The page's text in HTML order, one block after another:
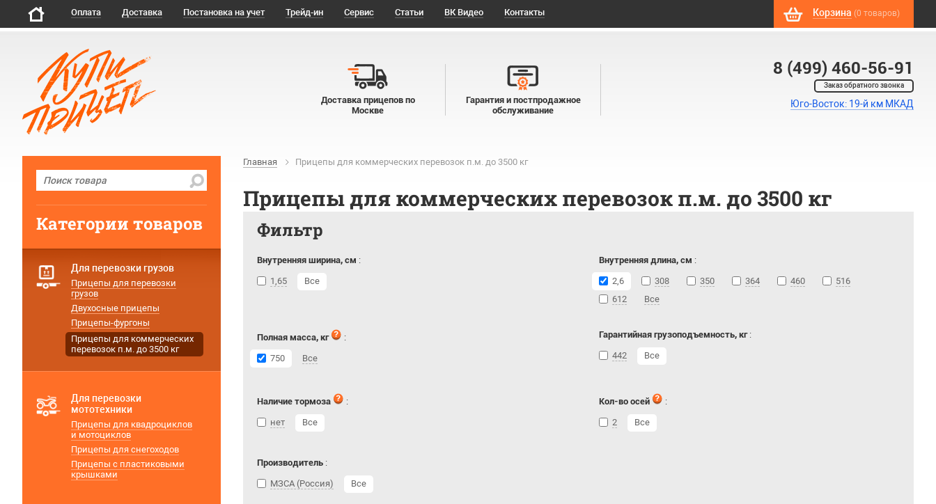
Оплата Доставка Постановка на учет Трейд-ин Сервис Статьи ВК Видео Контакты Корзина (0 товаров)
8 (499) 460-56-91
Заказ обратного звонка
Юго-Восток: 19-й км МКАД
Доставка прицепов по
Москве
Гарантия и постпродажное
обслуживание
Главная Прицепы для коммерческих перевозок п.м. до 3500 кг
Прицепы для коммерческих перевозок п.м. до 3500 кг
Фильтр
Внутренняя ширина, см :
1,65
Все
Внутренняя длина, см :
2,6
308 350 364 460
516
612
Все
Полная масса, кг
:
750
Все
Гарантийная грузоподъемность, кг:
442
Все
Наличие тормоза
:
нет
Все
Кол-во осей
:
2
Все
Производитель :
МЗСА (Россия)
Все
Категории товаров
Для перевозки грузов
Прицепы для перевозки
грузов
Двухосные прицепы
Прицепы-фургоны
Прицепы для коммерческих
перевозок п.м. до 3500 кг
Для перевозки
мототехники
Прицепы для квадроциклов
и мотоциклов
Прицепы для снегоходов
Прицепы с пластиковыми
крышками